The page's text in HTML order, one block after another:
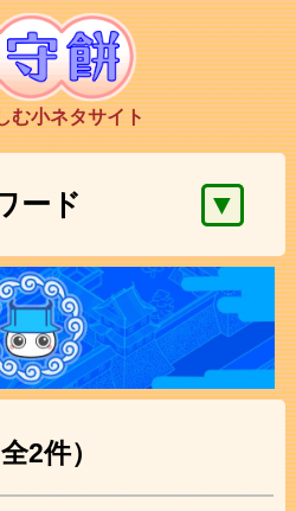
む小ネタサイト
ード ▼
2件）